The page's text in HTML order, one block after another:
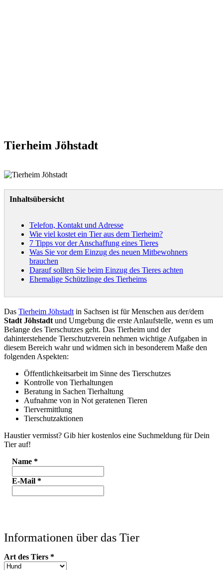
Tierheim Jöhstadt
Inhaltsübersicht
Telefon, Kontakt und Adresse
Wie viel kostet ein Tier aus dem Tierheim?
7 Tipps vor der Anschaffung eines Tieres
Was Sie vor dem Einzug des neuen Mitbewohners
brauchen
Darauf sollten Sie beim Einzug des Tieres achten
Ehemalige Schützlinge des Tierheims
Das Tierheim Jöhstadt in Sachsen ist für Menschen aus der/dem
Stadt Jöhstadt und Umgebung die erste Anlaufstelle, wenn es um
Belange des Tierschutzes geht. Das Tierheim und der
dahinterstehende Tierschutzverein nehmen wichtige Aufgaben in
diesem Bereich wahr und widmen sich in besonderem Maße den
folgenden Aspekten:
Öffentlichkeitsarbeit im Sinne des Tierschutzes
Kontrolle von Tierhaltungen
Beratung in Sachen Tierhaltung
Aufnahme von in Not geratenen Tieren
Tiervermittlung
Tierschutzaktionen
Haustier vermisst? Gib hier kostenlos eine Suchmeldung für Dein
Tier auf!
Name *
E-Mail *
Informationen über das Tier
Art des Tiers *